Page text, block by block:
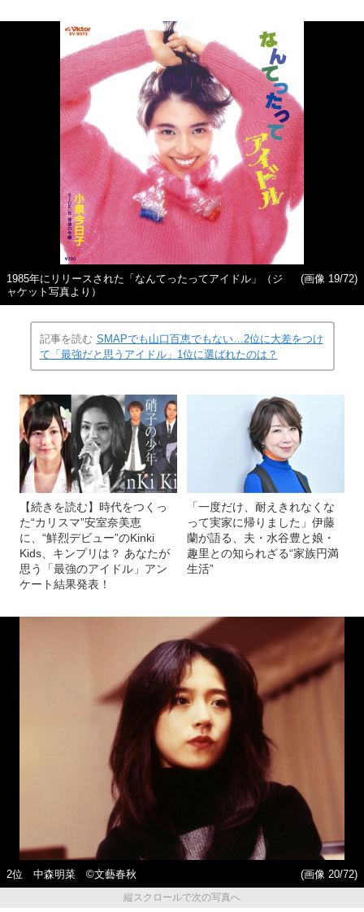
1985年にリリースされた「なんてったってアイドル」（ジ
ャケット写真より）
(画像 19/72)
記事を読む SMAPでも山口百恵でもない…2位に大差をつけ
て「最強だと思うアイドル」1位に選ばれたのは？
【続きを読む】時代をつくっ
た“カリスマ”安室奈美恵
に、“鮮烈デビュー”のKinki
Kids、キンプリは？ あなたが
思う「最強のアイドル」アン
ケート結果発表！
「一度だけ、耐えきれなくな
って実家に帰りました」伊藤
蘭が語る、夫・水谷豊と娘・
趣里との知られざる“家族円満
生活”
2位 中森明菜 ©文藝春秋
(画像 20/72)
縦スクロールで次の写真へ